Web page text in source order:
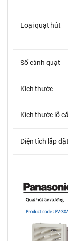
Loại quạt hút
Số cánh quạt
Kich thước
Kích thước lỗ
Diện tích lắp